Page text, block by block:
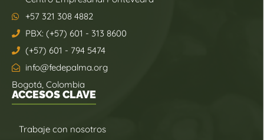
+57 321 308 4882
PBX: (+57) 601 - 313 8600
(+57) 601 - 794 5474
info@fedepalma.org
Bogotá, Colombia
ACCESOS CLAVE
Trabaje con nosotros